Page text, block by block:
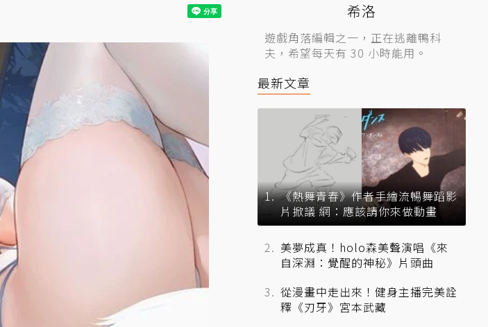
希洛
遊戲角落編輯之一，正在逃離鴨科
夫，希望每天有 30 小時能用。
最新文章
《熱舞青春》作者手繪流暢舞蹈影
片掀議 網：應該請你來做動畫
美夢成真！holo森美聲演唱《來
自深淵：覺醒的神秘》片頭曲
從漫畫中走出來！健身主播完美詮
釋《刃牙》宮本武藏